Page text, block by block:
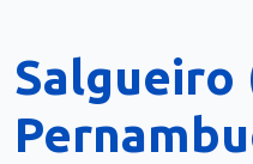
Salgueiro